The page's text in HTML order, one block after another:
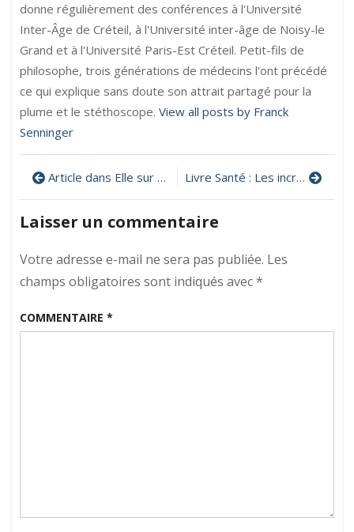
donne régulièrement des conférences à l'Université
Inter-Âge de Créteil, à l'Université inter-âge de Noisy-le
Grand et à l'Université Paris-Est Créteil. Petit-fils de
philosophe, trois générations de médecins l'ont précédé
ce qui explique sans doute son attrait partagé pour la
plume et le stéthoscope. View all posts by Franck
Senninger
Navigation
de
l’article
Article dans Elle sur « Les aliments qui entretiennent votre santé » Livre Santé : Les incroyables vertus du café
Laisser un commentaire
Votre adresse e-mail ne sera pas publiée. Les
champs obligatoires sont indiqués avec*
COMMENTAIRE *